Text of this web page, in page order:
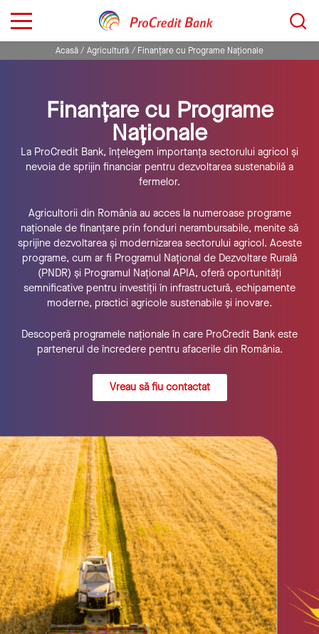
Acasă Agricultură Finanțare cu Programe Naționale
Finanțare cu Programe
Naționale
La ProCredit Bank, înțelegem importanța sectorului agricol și
nevoia de sprijin financiar pentru dezvoltarea sustenabilă a
fermelor.
Agricultorii din România au acces la numeroase programe
naționale de finanțare prin fonduri nerambursabile, menite să
sprijine dezvoltarea și modernizarea sectorului agricol. Aceste
programe, cum ar fi Programul Național de Dezvoltare Rurală
(PNDR) și Programul Național APIA, oferă oportunități
semnificative pentru investiții în infrastructură, echipamente
moderne, practici agricole sustenabile și inovare.
Descoperă programele naționale în care ProCredit Bank este
partenerul de încredere pentru afacerile din România.
Vreau să fiu contactat